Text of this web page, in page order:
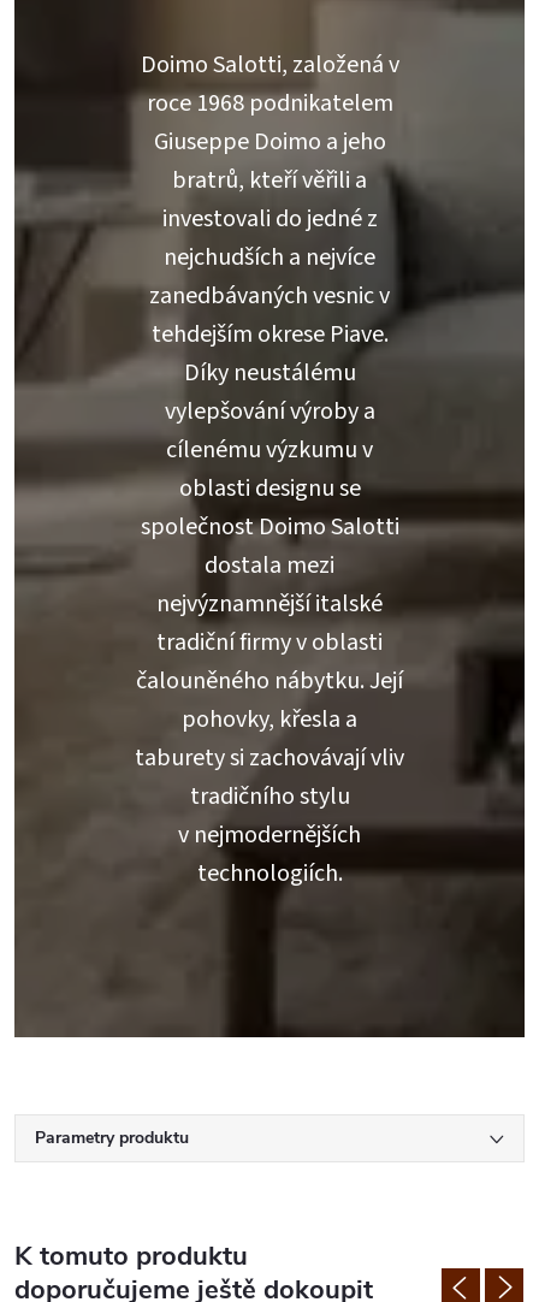
Doimo Salotti, založená v
roce 1968 podnikatelem
Giuseppe Doimo a jeho
bratrů, kteří věřili a
investovali do jedné z
nejchudších a nejvíce
zanedbávaných vesnic v
tehdejším okrese Piave.
Díky neustálému
vylepšování výroby a
cílenému výzkumu v
oblasti designu se
společnost Doimo Salotti
dostala mezi
nejvýznamnější italské
tradiční firmy v oblasti
čalouněného nábytku. Její
pohovky, křesla a
taburety si zachovávají vliv
tradičního stylu
v nejmodernějších
technologiích.
Parametry produktu
K tomuto produktu
doporučujeme ještě dokoupit